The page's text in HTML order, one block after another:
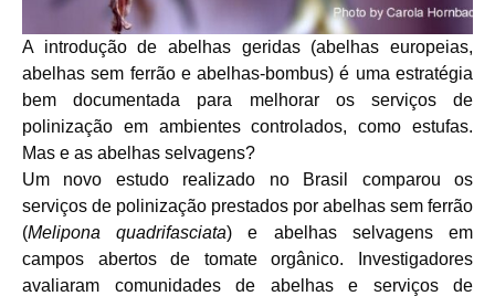
A introdução de abelhas geridas (abelhas europeias,
abelhas sem ferrão e abelhas-bombus) é uma estratégia
bem documentada para melhorar os serviços de
polinização em ambientes controlados, como estufas.
Mas e as abelhas selvagens?
Um novo estudo realizado no Brasil comparou os
serviços de polinização prestados por abelhas sem ferrão
(Melipona quadrifasciata) e abelhas selvagens em
campos abertos de tomate orgânico. Investigadores
avaliaram comunidades de abelhas e serviços de